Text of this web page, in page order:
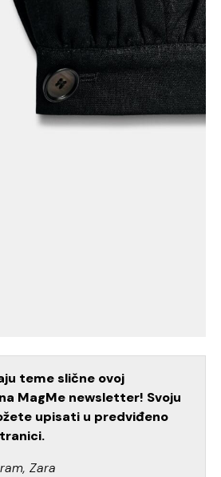
teme slične ovoj
MagMe newsletter! Svoju
upisati u predviđeno
Zara